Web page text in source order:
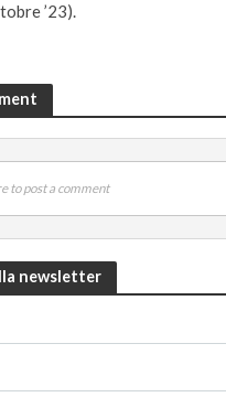
’23).
to post a comment
newsletter